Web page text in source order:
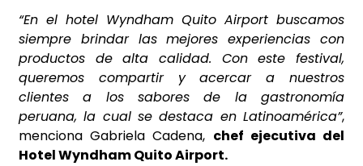
“En el hotel Wyndham Quito Airport buscamos
siempre brindar las mejores experiencias con
productos de alta calidad. Con este festival,
queremos compartir y acercar a nuestros
clientes a los sabores de la gastronomía
peruana, la cual se destaca en Latinoamérica”,
menciona Gabriela Cadena, chef ejecutiva del
Hotel Wyndham Quito Airport.